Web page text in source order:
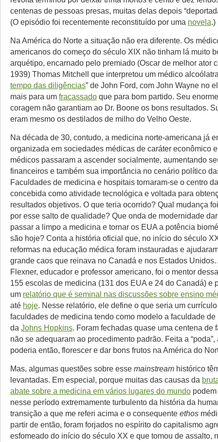
centenas de pessoas presas, muitas delas depois
(O episódio foi recentemente reconstituído por uma novela.)
Na América do Norte a situação não era diferente. Os
americanos do começo do século XIX não tinham lá muito
arquétipo, encarnado pelo premiado (Oscar de melhor ator
1939) Thomas Mitchell que interpretou um médico
tempo das diligências” de John Ford, com John Wayne no
mais para um fracassado que para bom partido. Seu
coragem não garantiam ao Dr. Boone os bons resultados.
eram mesmo os destilados de milho do Velho Oeste.
Na década de 30, contudo, a medicina norte-americana já
organizada em sociedades médicas de caráter econômico
médicos passaram a ascender socialmente, aumentando
financeiros e também sua importância no cenário político
Faculdades de medicina e hospitais tornaram-se o centro
concebida como atividade tecnológica e voltada para
resultados objetivos. O que teria ocorrido? Qual mudança
por esse salto de qualidade? Que onda de modernidade
passar a limpo a medicina e tornar os EUA a potência
são hoje? Conta a história oficial que, no início do século
reformas na educação médica foram instauradas e
grande caos que reinava no Canadá e nos Estados Unidos.
Flexner, educador e professor americano, foi o mentor
155 escolas de medicina (131 dos EUA e 24 do Canadá) e
um relatório que é seminal nas discussões sobre ensino
até hoje. Nesse relatório, ele define o que seria um
faculdades de medicina tendo como modelo a faculdade de
da Johns Hopkins. Foram fechadas quase uma centena de
não se adequaram ao procedimento padrão. Feita a
poderia então, florescer e dar bons frutos na América do
Mas, algumas questões sobre esse mainstream histórico
levantadas. Em especial, porque muitas das causas da
abate sobre a medicina em vários lugares do mundo
nesse período extremamente turbulento da história da
transição a que me referi acima e o consequente ethos
partir de então, foram forjados no espírito do capitalismo
esfomeado do início do século XX e que tomou de assalto,